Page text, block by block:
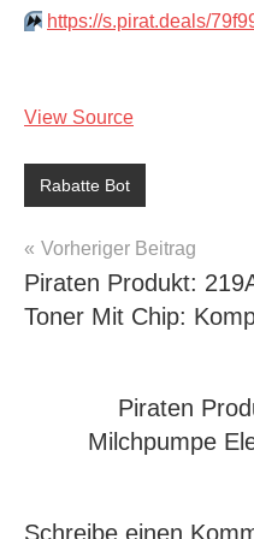
⏩️ https://s.pirat.deals/
View Source
Rabatte Bot
Beitragsnavigation
Vorheriger Beitrag
Piraten Produkt:
Toner Mit Chip:
Piraten
Milchpumpe
Schreibe einen